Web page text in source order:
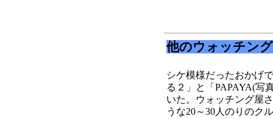
他のウォッチン
シケ模様だったおかげ
る２」と「PAPAYA(写
いた。ウォッチング屋
うな20～30人のりのク